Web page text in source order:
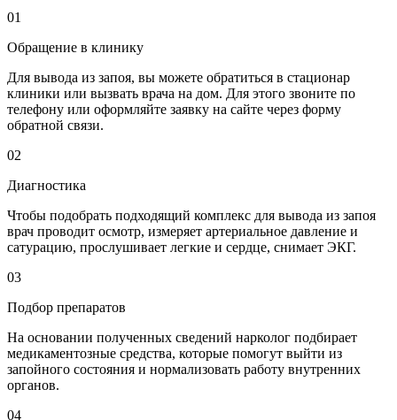
01
Обращение в клинику
Для вывода из запоя, вы можете обратиться в стационар
клиники или вызвать врача на дом. Для этого звоните по
телефону или оформляйте заявку на сайте через форму
обратной связи.
02
Диагностика
Чтобы подобрать подходящий комплекс для вывода из запоя
врач проводит осмотр, измеряет артериальное давление и
сатурацию, прослушивает легкие и сердце, снимает ЭКГ.
03
Подбор препаратов
На основании полученных сведений нарколог подбирает
медикаментозные средства, которые помогут выйти из
запойного состояния и нормализовать работу внутренних
органов.
04